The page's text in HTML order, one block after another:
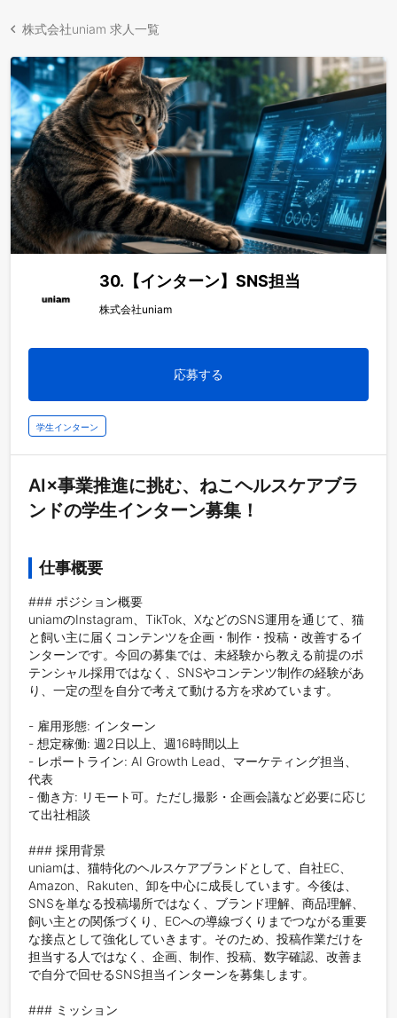
株式会社uniam 求人一覧
30.【インターン】SNS担当
株式会社uniam
応募する
学生インターン
AI×事業推進に挑む、ねこヘルスケアブラ
ンドの学生インターン募集！
仕事概要
### ポジション概要
uniamのInstagram、TikTok、XなどのSNS運用を通じて、猫
と飼い主に届くコンテンツを企画・制作・投稿・改善するイ
ンターンです。今回の募集では、未経験から教える前提のポ
テンシャル採用ではなく、SNSやコンテンツ制作の経験があ
り、一定の型を自分で考えて動ける方を求めています。
- 雇用形態: インターン
- 想定稼働: 週2日以上、週16時間以上
- レポートライン: AI Growth Lead、マーケティング担当、
代表
- 働き方: リモート可。ただし撮影・企画会議など必要に応じ
て出社相談
### 採用背景
uniamは、猫特化のヘルスケアブランドとして、自社EC、
Amazon、Rakuten、卸を中心に成長しています。今後は、
SNSを単なる投稿場所ではなく、ブランド理解、商品理解、
飼い主との関係づくり、ECへの導線づくりまでつながる重要
な接点として強化していきます。そのため、投稿作業だけを
担当する人ではなく、企画、制作、投稿、数字確認、改善ま
で自分で回せるSNS担当インターンを募集します。
### ミッション